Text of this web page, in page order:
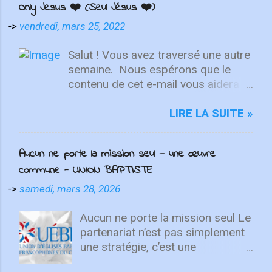
Only Jesus ❤️ (Seul Jésus ❤️)
-> vendredi, mars 25, 2022
Salut ! Vous avez traversé une autre
semaine. ⁣ Nous espérons que le
contenu de cet e-mail vous aidera à
Quelle que soit la semaine que vous
une nouvelle chance de se détendre
et de se reposer en Lui. "Puisque
vous êtes ressuscités avec Christ,
d'en haut, où Christ est assis à la
droite de Dieu. Ayez l'esprit sur les
choses d'en haut, non sur les
choses terrestres" - Colossiens
LIRE LA SUITE »
Aucun ne porte la mission seul — une œuvre
commune - UNION BAPTISTE
-> samedi, mars 28, 2026
Aucun ne porte la mission seul Le
partenariat n’est pas simplement
une stratégie, c’est une